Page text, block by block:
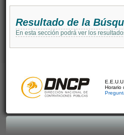
Resultado de la
En esta sección podrá ver los
Horario